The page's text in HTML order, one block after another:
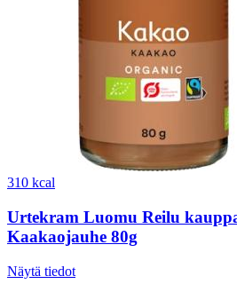
310 kcal
Urtekram Luomu Reilu
Kaakaojauhe 80g
Näytä tiedot